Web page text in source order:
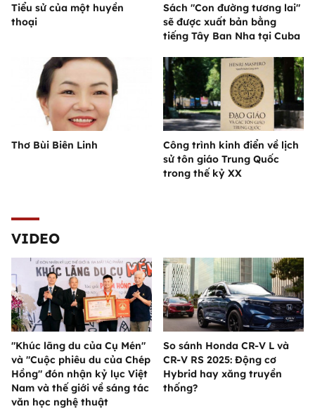
Tiểu sử của một huyền
thoại
Sách "Con đường tương lai"
sẽ được xuất bản bằng
tiếng Tây Ban Nha tại Cuba
Thơ Bùi Biên Linh
Công trình kinh điển về lịch
sử tôn giáo Trung Quốc
trong thế kỷ XX
VIDEO
"Khúc lãng du của Cụ Mén"
và "Cuộc phiêu du của Chép
Hồng" đón nhận kỷ lục Việt
Nam và thế giới về sáng tác
văn học nghệ thuật
So sánh Honda CR-V L và
CR-V RS 2025: Động cơ
Hybrid hay xăng truyền
thống?